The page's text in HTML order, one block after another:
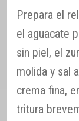
Prepara el
el aguacate
sin piel, el
molida y sal
crema fina,
tritura